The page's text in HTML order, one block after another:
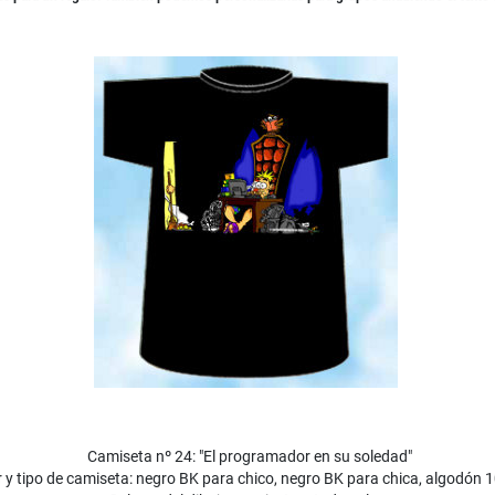
Camiseta nº 24: "El programador en su soledad"
y tipo de camiseta: negro BK para chico, negro BK para chica, algodón